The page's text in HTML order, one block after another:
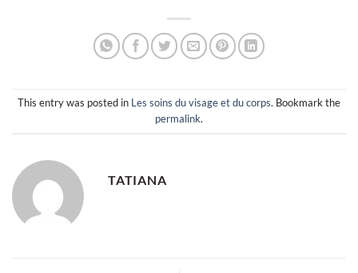
This entry was posted in Les soins du visage et du corps. Bookmark the
permalink.
TATIANA